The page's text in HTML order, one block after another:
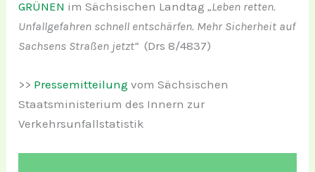
GRÜNEN im Sächsischen Landtag„Leben retten.
Unfallgefahren schnell entschärfen. Mehr Sicherheit auf
Sachsens Straßen jetzt“ (Drs 8/4837)
>> Pressemitteilungvom Sächsischen
Staatsministerium des Innern zur
Verkehrsunfallstatistik